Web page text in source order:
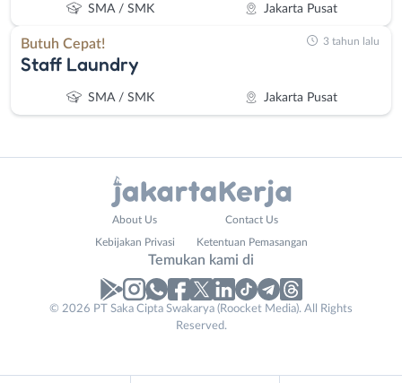
SMA / SMK Jakarta Pusat
Butuh Cepat!
Staff Laundry
SMA / SMK Jakarta Pusat
3 tahun lalu
Animator
Jakarta
About Us Contact Us
Kebijakan Privasi Ketentuan Pemasangan
Temukan kami di
© 2026 PT Saka Cipta Swakarya (Roocket Media). All Rights
Reserved.